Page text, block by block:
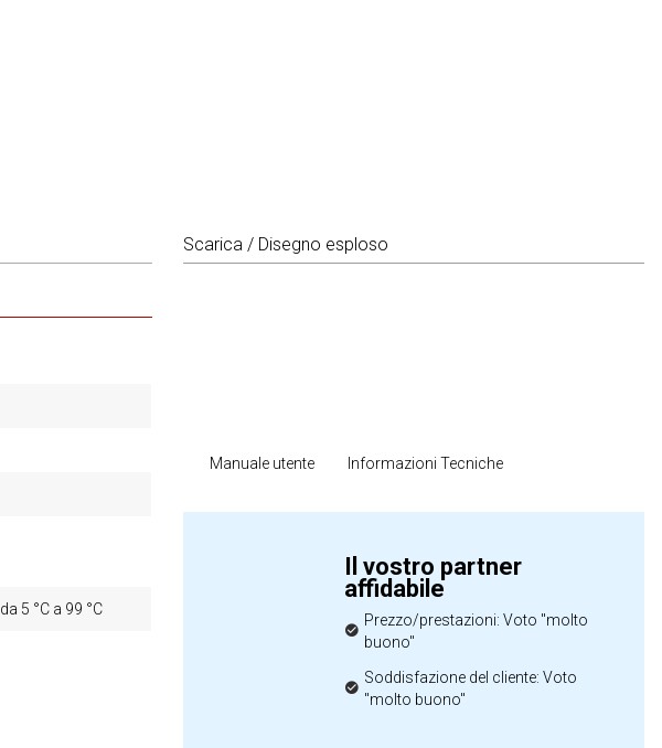
da 5 °C a 99 °C
Scarica / Disegno esploso
Manuale utente Informazioni Tecniche
Il vostro partner
affidabile
Prezzo/prestazioni: Voto "molto
buono"
Soddisfazione del cliente: Voto
"molto buono"